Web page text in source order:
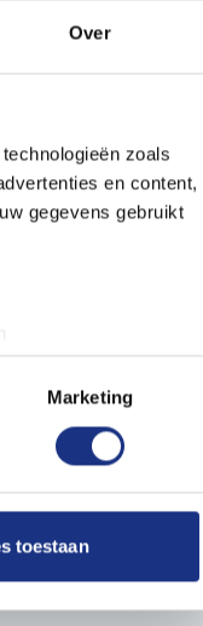
Over
zoals
en content,
gegevens gebruikt
in. U kunt uw
voor social
die u aan ze heeft
Marketing
toestaan